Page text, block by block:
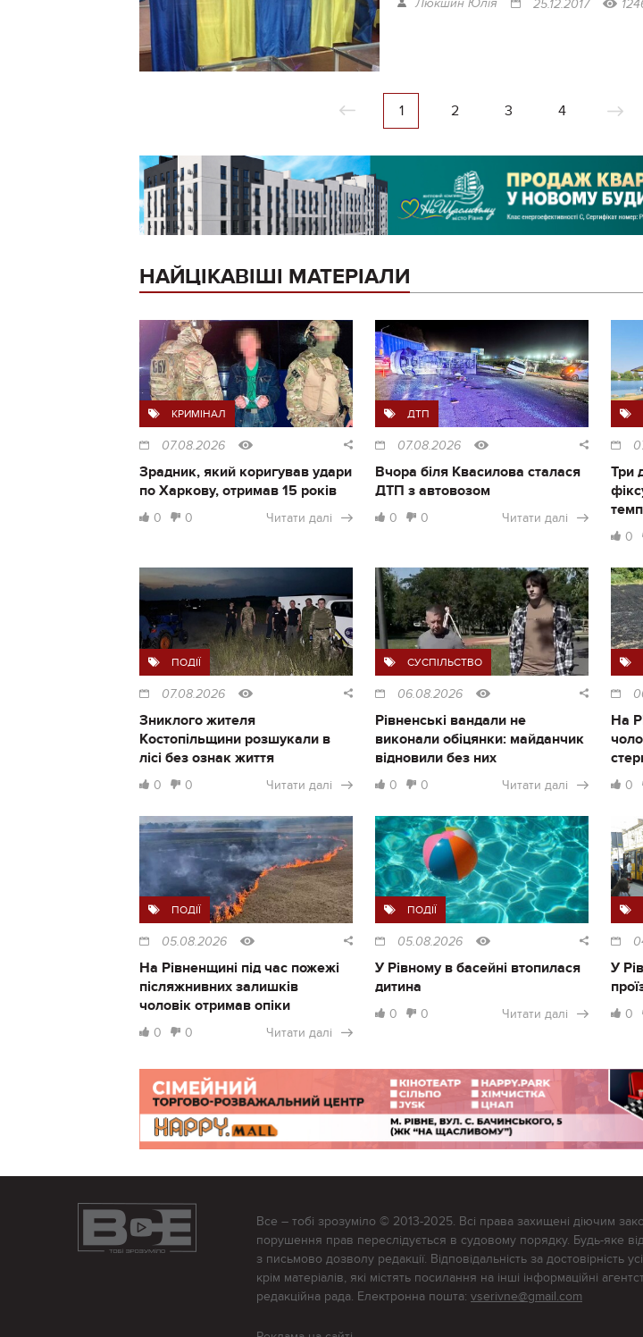
Люкшин Юлія 25.12.2017
1 2 3 4
НАЙЦІКАВІШІ МАТЕРІАЛИ
КРИМІНАЛ
07.08.2026
Зрадник, який коригував удари
по Харкову, отримав 15 років
0 0 Читати далі
ДТП
07.08.2026
Вчора біля Квасилова сталася
ДТП з автовозом
0 0 Читати далі
Три
0
ПОДІЇ
07.08.2026
Зниклого жителя
Костопільщини розшукали в
лісі без ознак життя
0 0 Читати далі
СУСПІЛЬСТВО
06.08.2026
Рівненські вандали не
виконали обіцянки: майданчик
відновили без них
0 0 Читати далі
На
0
ПОДІЇ
05.08.2026
На Рівненщині під час пожежі
післяжнивних залишків
чоловік отримав опіки
0 0 Читати далі
ПОДІЇ
05.08.2026
У Рівному в басейні втопилася
дитина
0 0 Читати далі
У
0
Все – тобі зрозуміло © 2013-2025. Всі права захищені діючим
порушення прав переслідується в судовому порядку. Будь-яке
з письмово дозволу редакції. Відповідальність за достовірність
крім матеріалів, які містять посилання на інші інформаційні
редакційна рада. Електронна пошта: vserivne@gmail.com